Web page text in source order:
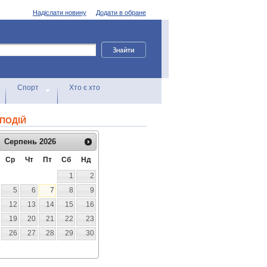
Додати в обране
Надіслати новину
Спорт Хто є хто
Серпень 2026
Ср Чт Пт Сб
Нд
1
2
5 6 7 8
9
12 13 14 15
16
19 20 21 22
23
26 27 28 29
30